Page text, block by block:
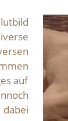
auf